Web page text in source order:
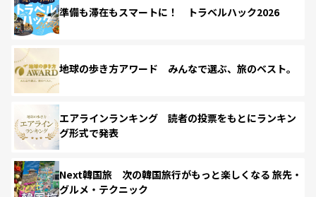
準備も滞在もスマートに！ トラベルハック2026
地球の歩き方アワード みんなで選ぶ、旅のベスト。
エアラインランキング 読者の投票をもとにランキン
グ形式で発表
Next韓国旅 次の韓国旅行がもっと楽しくなる 旅先・
グルメ・テクニック